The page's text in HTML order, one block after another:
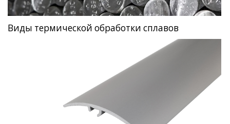
Виды термической обработки сплавов